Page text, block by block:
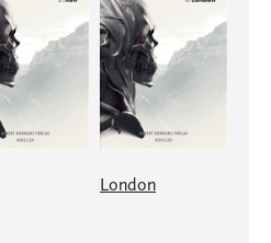
London